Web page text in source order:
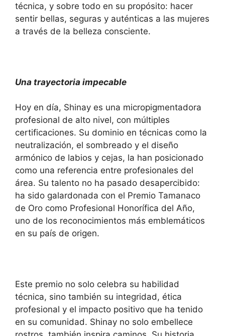
técnica, y sobre todo en su propósito: hacer
sentir bellas, seguras y auténticas a las mujeres
a través de la belleza consciente.
Una trayectoria impecable
Hoy en día, Shinay es una micropigmentadora
profesional de alto nivel, con múltiples
certificaciones. Su dominio en técnicas como la
neutralización, el sombreado y el diseño
armónico de labios y cejas, la han posicionado
como una referencia entre profesionales del
área. Su talento no ha pasado desapercibido:
ha sido galardonada con el Premio Tamanaco
de Oro como Profesional Honorífica del Año,
uno de los reconocimientos más emblemáticos
en su país de origen.
Este premio no solo celebra su habilidad
técnica, sino también su integridad, ética
profesional y el impacto positivo que ha tenido
en su comunidad. Shinay no solo embellece